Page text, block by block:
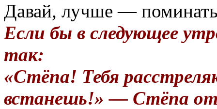
Давай, лучше —
Если бы в следующее
так:
«Стёпа! Тебя
встанешь!» — Стёпа